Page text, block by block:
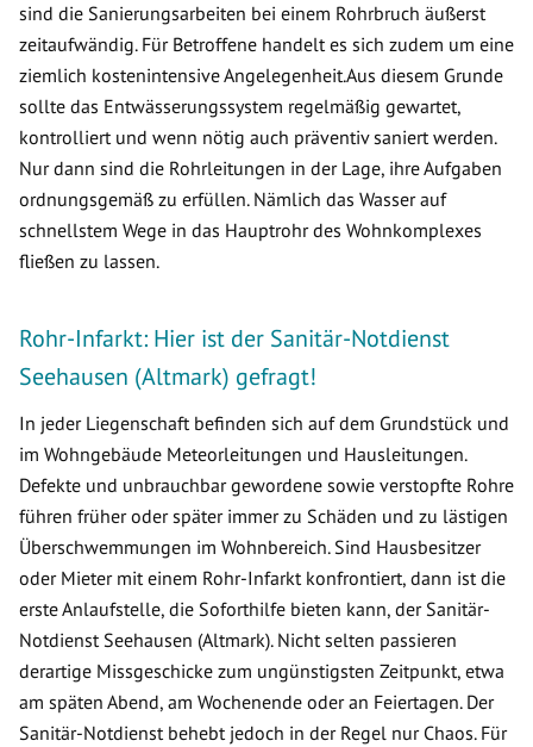
sind die Sanierungsarbeiten bei einem Rohrbruch äußerst
zeitaufwändig. Für Betroffene handelt es sich zudem um eine
ziemlich kostenintensive Angelegenheit.Aus diesem Grunde
sollte das Entwässerungssystem regelmäßig gewartet,
kontrolliert und wenn nötig auch präventiv saniert werden.
Nur dann sind die Rohrleitungen in der Lage, ihre Aufgaben
ordnungsgemäß zu erfüllen. Nämlich das Wasser auf
schnellstem Wege in das Hauptrohr des Wohnkomplexes
fließen zu lassen.
Rohr-Infarkt: Hier ist der Sanitär-Notdienst
Seehausen (Altmark) gefragt!
In jeder Liegenschaft befinden sich auf dem Grundstück und
im Wohngebäude Meteorleitungen und Hausleitungen.
Defekte und unbrauchbar gewordene sowie verstopfte Rohre
führen früher oder später immer zu Schäden und zu lästigen
Überschwemmungen im Wohnbereich. Sind Hausbesitzer
oder Mieter mit einem Rohr-Infarkt konfrontiert, dann ist die
erste Anlaufstelle, die Soforthilfe bieten kann, der Sanitär-
Notdienst Seehausen (Altmark). Nicht selten passieren
derartige Missgeschicke zum ungünstigsten Zeitpunkt, etwa
am späten Abend, am Wochenende oder an Feiertagen. Der
Sanitär-Notdienst behebt jedoch in der Regel nur Chaos. Für